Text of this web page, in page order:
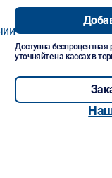
Доступна беспроцентная
уточняйте на кассах в